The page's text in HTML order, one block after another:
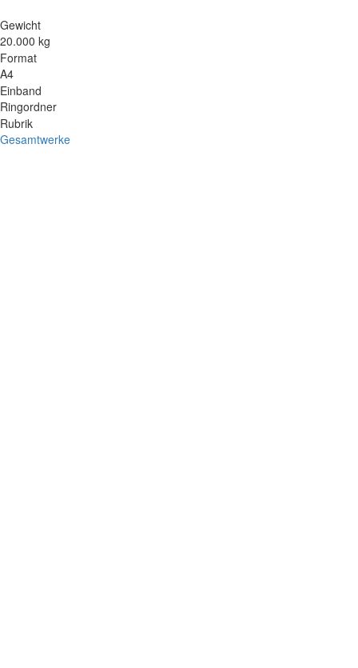
Gewicht
20.000 kg
Format
A4
Einband
Ringordner
Rubrik
Gesamtwerke